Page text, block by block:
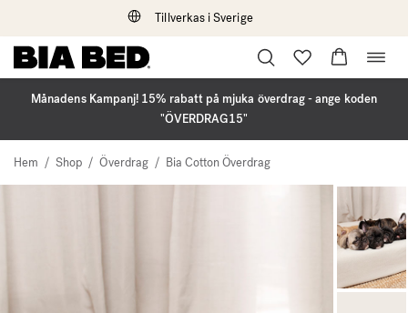
Tillverkas i Sverige
Hoppa
till
innehåll
Månadens Kampanj! 15% rabatt på mjuka överdrag - ange koden
"ÖVERDRAG15"
Hem / Shop / Överdrag / Bia Cotton Överdrag